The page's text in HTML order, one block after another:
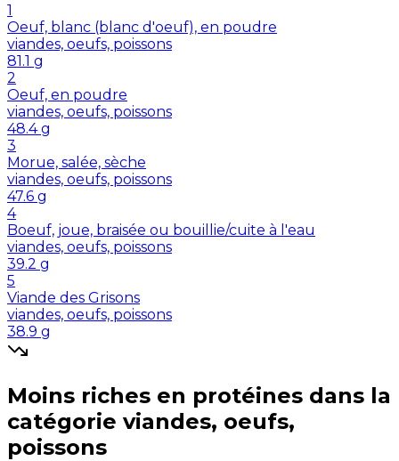
1
Oeuf, blanc (blanc d'oeuf), en poudre
viandes, oeufs, poissons
81.1 g
2
Oeuf, en poudre
viandes, oeufs, poissons
48.4 g
3
Morue, salée, sèche
viandes, oeufs, poissons
47.6 g
4
Boeuf, joue, braisée ou bouillie/cuite à l'eau
viandes, oeufs, poissons
39.2 g
5
Viande des Grisons
viandes, oeufs, poissons
38.9 g
Moins riches en protéines dans la
catégorie viandes, oeufs,
poissons